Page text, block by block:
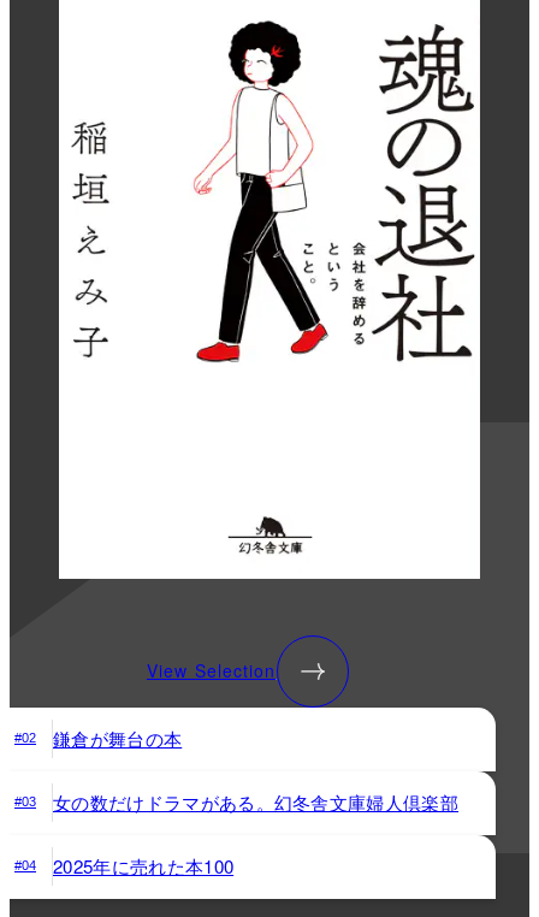
View Selection
#02 鎌倉が舞台の本
#03 女の数だけドラマがある。幻冬舎文庫婦人倶楽部
#04 2025年に売れた本100